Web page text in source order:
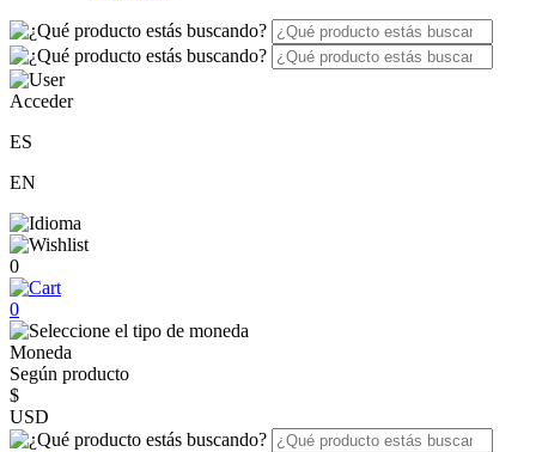
Acceder
ES
EN
0
0
Moneda
Según producto
$
USD